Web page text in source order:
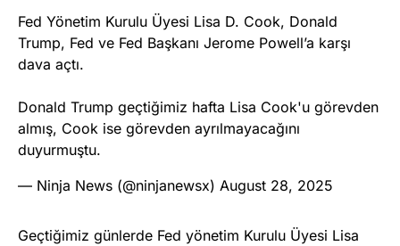
Fed Yönetim Kurulu Üyesi Lisa D. Cook, Donald
Trump, Fed ve Fed Başkanı Jerome Powell’a karşı
dava açtı.
Donald Trump geçtiğimiz hafta Lisa Cook'u görevden
almış, Cook ise görevden ayrılmayacağını
duyurmuştu.
— Ninja News (@ninjanewsx) August 28, 2025
Geçtiğimiz günlerde Fed yönetim Kurulu Üyesi Lisa